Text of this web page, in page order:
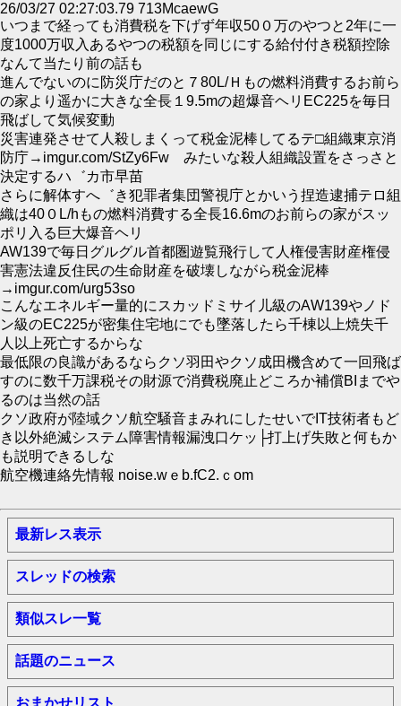
26/03/27 02:27:03.79 713McaewG
いつまで経っても消費税を下げず年収50０万のやつと2年に一
度1000万収入あるやつの税額を同じにする給付付き税額控除
なんて当たり前の話も
進んでないのに防災庁だのと７80L/Ｈもの燃料消費するお前ら
の家より遥かに大きな全長１9.5mの超爆音ヘリEC225を毎日
飛ばして気候変動
災害連発させて人殺しまくって税金泥棒してるテ□組織東京消
防庁→imgur.com/StZy6Fw みたいな殺人組織設置をさっさと
決定するハ゛カ市早苗
さらに解体すへ゛き犯罪者集団警視庁とかいう捏造逮捕テロ組
織は40０L/hもの燃料消費する全長16.6mのお前らの家がスッ
ポリ入る巨大爆音ヘリ
AW139で毎日グルグル首都圏遊覧飛行して人権侵害財産権侵
害憲法違反住民の生命財産を破壊しながら税金泥棒
→imgur.com/urg53so
こんなエネルギー量的にスカッドミサイ儿級のАW139やノド
ン級のEC225が密集住宅地にでも墜落したら千棟以上焼失千
人以上死亡するからな
最低限の良識があるならクソ羽田やクソ成田機含めて一回飛ば
すのに数千万課税その財源で消費税廃止どころか補償BIまでや
るのは当然の話
クソ政府が陸域クソ航空騒音まみれにしたせいでIΤ技術者もど
き以外絶滅システム障害情報漏洩口ケッ├打上げ失敗と何もか
も説明できるしな
航空機連絡先情報 noise.wｅb.fC2.ｃom
最新レス表示
スレッドの検索
類似スレ一覧
話題のニュース
おまかせリスト